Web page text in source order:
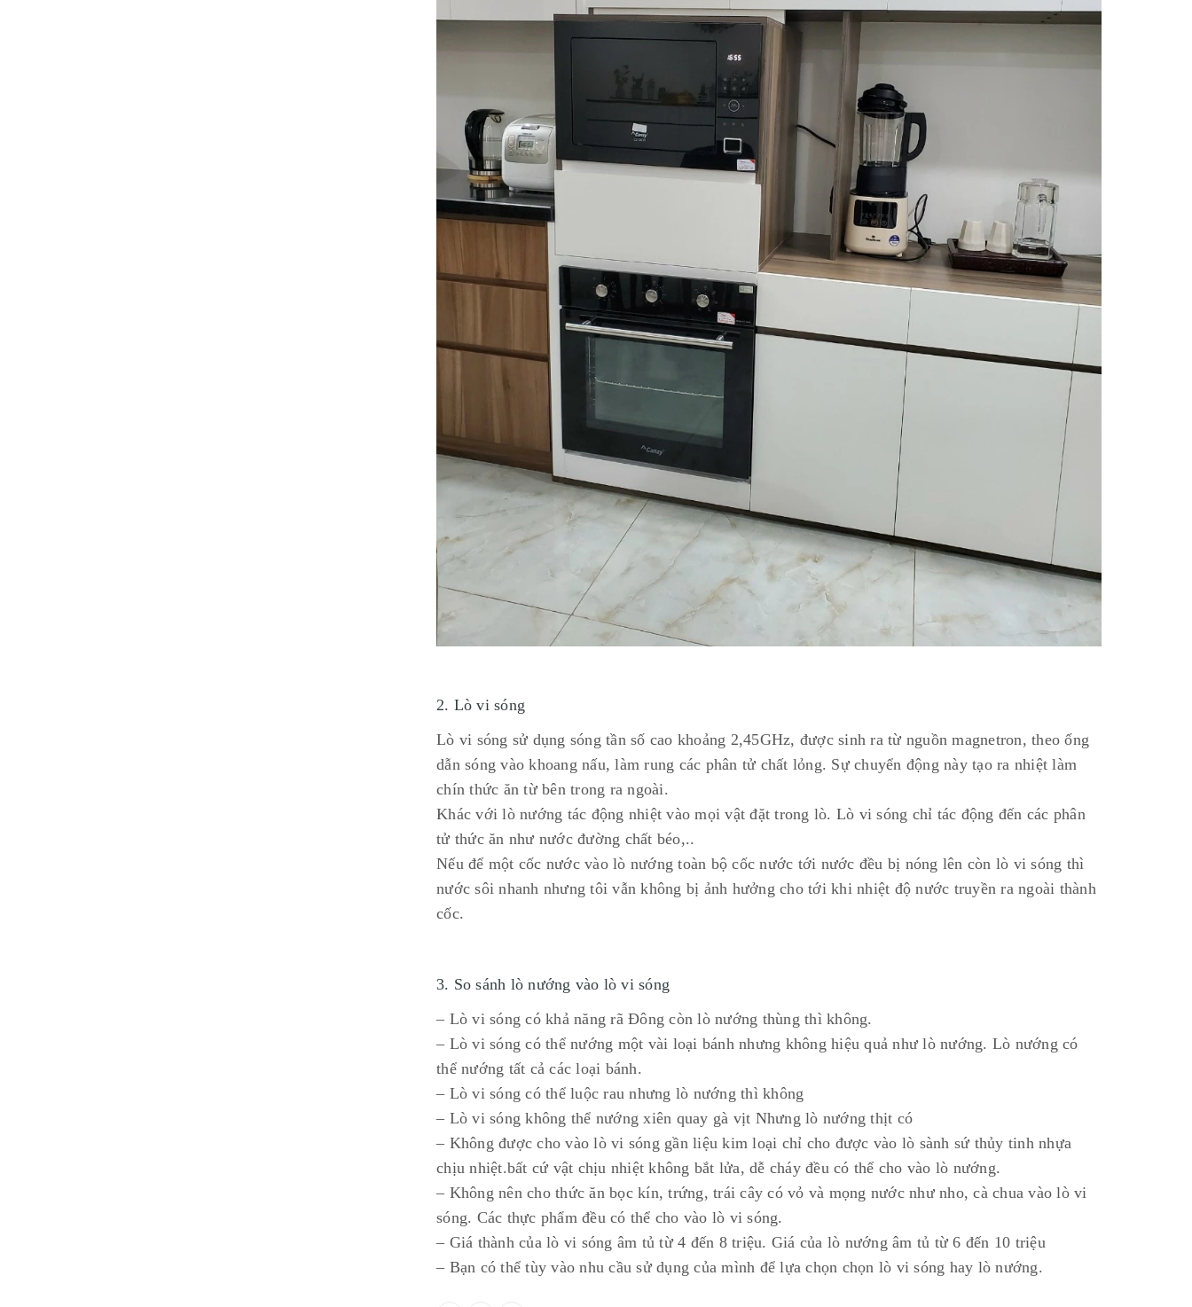
2. Lò vi sóng
Lò vi sóng sử dụng sóng tần số cao khoảng 2,45GHz, được sinh ra từ nguồn magnetron, theo ống
dẫn sóng vào khoang nấu, làm rung các phân tử chất lỏng. Sự chuyển động này tạo ra nhiệt làm
chín thức ăn từ bên trong ra ngoài.
Khác với lò nướng tác động nhiệt vào mọi vật đặt trong lò. Lò vi sóng chỉ tác động đến các phân
tử thức ăn như nước đường chất béo,..
Nếu để một cốc nước vào lò nướng toàn bộ cốc nước tới nước đều bị nóng lên còn lò vi sóng thì
nước sôi nhanh nhưng tôi vẫn không bị ảnh hưởng cho tới khi nhiệt độ nước truyền ra ngoài thành
cốc.
3. So sánh lò nướng vào lò vi sóng
– Lò vi sóng có khả năng rã Đông còn lò nướng thùng thì không.
– Lò vi sóng có thể nướng một vài loại bánh nhưng không hiệu quả như lò nướng. Lò nướng có
thể nướng tất cả các loại bánh.
– Lò vi sóng có thể luộc rau nhưng lò nướng thì không
– Lò vi sóng không thể nướng xiên quay gà vịt Nhưng lò nướng thịt có
– Không được cho vào lò vi sóng gần liệu kim loại chỉ cho được vào lò sành sứ thủy tinh nhựa
chịu nhiệt.bất cứ vật chịu nhiệt không bắt lửa, dễ cháy đều có thể cho vào lò nướng.
– Không nên cho thức ăn bọc kín, trứng, trái cây có vỏ và mọng nước như nho, cà chua vào lò vi
sóng. Các thực phẩm đều có thể cho vào lò vi sóng.
– Giá thành của lò vi sóng âm tủ từ 4 đến 8 triệu. Giá của lò nướng âm tủ từ 6 đến 10 triệu
– Bạn có thể tùy vào nhu cầu sử dụng của mình để lựa chọn chọn lò vi sóng hay lò nướng.